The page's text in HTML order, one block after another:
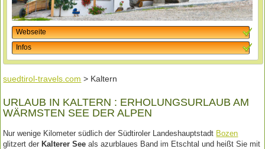
Webseite
Infos
suedtirol-travels.com > Kaltern
URLAUB IN KALTERN : ERHOLUNGSURLAUB AM
WÄRMSTEN SEE DER ALPEN
Nur wenige Kilometer südlich der Südtiroler Landeshauptstadt Bozen
glitzert der Kalterer See als azurblaues Band im Etschtal und heißt Sie mit